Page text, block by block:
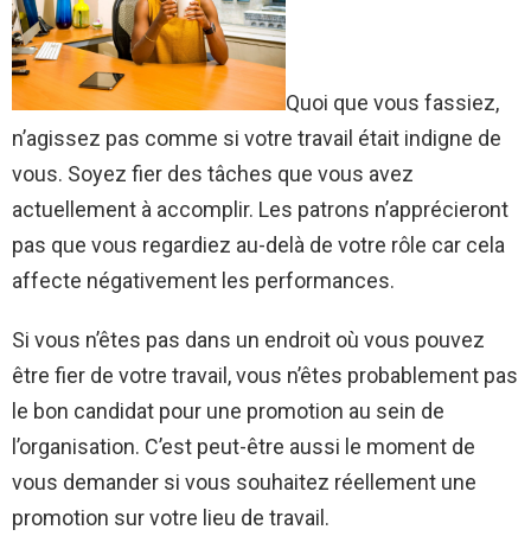
Quoi que vous fassiez,
n’agissez pas comme si votre travail était indigne de
vous. Soyez fier des tâches que vous avez
actuellement à accomplir. Les patrons n’apprécieront
pas que vous regardiez au-delà de votre rôle car cela
affecte négativement les performances.
Si vous n’êtes pas dans un endroit où vous pouvez
être fier de votre travail, vous n’êtes probablement pas
le bon candidat pour une promotion au sein de
l’organisation. C’est peut-être aussi le moment de
vous demander si vous souhaitez réellement une
promotion sur votre lieu de travail.